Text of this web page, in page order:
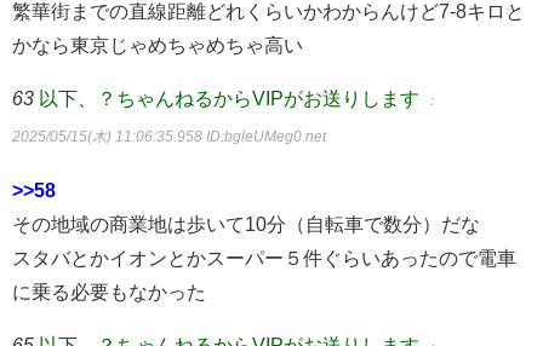
繁華街までの直線距離どれくらいかわからんけど7-8キロと
かなら東京じゃめちゃめちゃ高い
63 以下、？ちゃんねるからVIPがお送りします ：
2025/05/15(木) 11:06:35.958 ID:bgleUMeg0.net
>>58
その地域の商業地は歩いて10分（自転車で数分）だな
スタバとかイオンとかスーパー５件ぐらいあったので電車
に乗る必要もなかった